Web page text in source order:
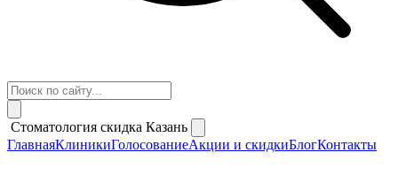
Стоматология скидка Казань
ГлавнаяКлиникиГолосованиеАкции и скидкиБлогКонтакты